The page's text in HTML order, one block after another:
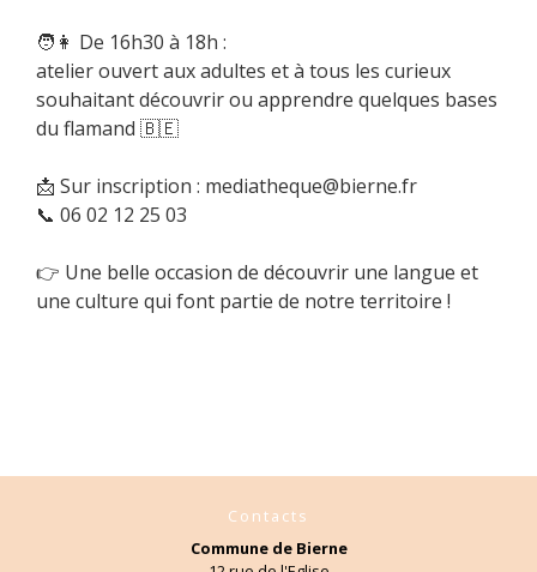
🧑👩 De 16h30 à 18h :
atelier ouvert aux adultes et à tous les curieux
souhaitant découvrir ou apprendre quelques bases
du flamand 🇧🇪
📩 Sur inscription : mediatheque@bierne.fr
📞 06 02 12 25 03
👉 Une belle occasion de découvrir une langue et
une culture qui font partie de notre territoire !
Contacts
Commune de Bierne